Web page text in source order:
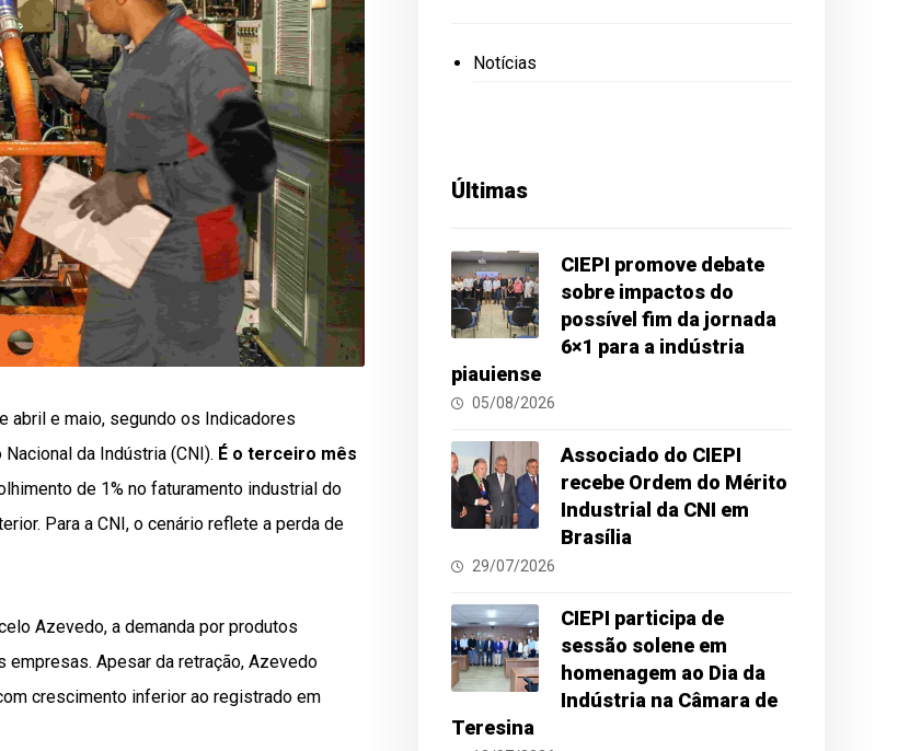
abril e maio, segundo os Indicadores
da Indústria (CNI). É o terceiro mês
de 1% no faturamento industrial do
Para a CNI, o cenário reflete a perda de
Azevedo, a demanda por produtos
empresas. Apesar da retração, Azevedo
crescimento inferior ao registrado em
Notícias
Últimas
CIEPI promove debate
sobre impactos do
possível fim da jornada
6×1 para a indústria
piauiense
05/08/2026
Associado do CIEPI
recebe Ordem do Mérito
Industrial da CNI em
Brasília
29/07/2026
CIEPI participa de
sessão solene em
homenagem ao Dia da
Indústria na Câmara de
Teresina